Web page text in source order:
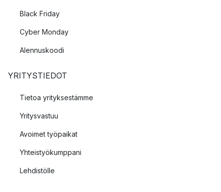
Black Friday
Cyber Monday
Alennuskoodi
YRITYSTIEDOT
Tietoa yrityksestämme
Yritysvastuu
Avoimet työpaikat
Yhteistyökumppani
Lehdistölle